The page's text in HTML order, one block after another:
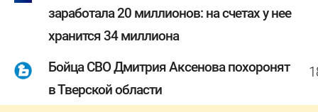
заработала 20 миллионов: на счетах у нее
хранится 34 миллиона
Бойца СВО Дмитрия Аксенова похоронят
в Тверской области